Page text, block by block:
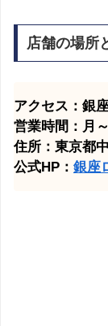
店舗の場所
アクセス：銀
営業時間：月
住所：東京都
公式HP： 銀座